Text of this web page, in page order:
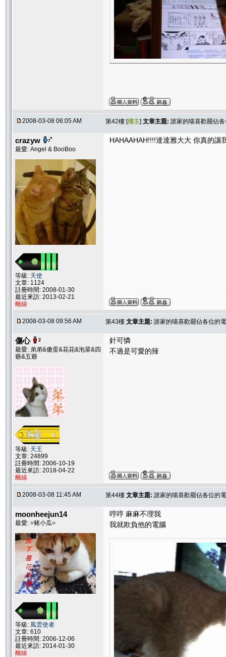
2008-03-08 06:05 AM 第42樓 [樓主] 文章主題: 誰家的喵喜歡罷佔
crazyw
最愛: Angel & BooBoo
等級: 天使
文章: 1124
註冊時間: 2008-01-30
最近來訪: 2013-02-21
離線
HAHAAHAH!!!!達達雅大大 你真的讓
2008-03-08 09:56 AM 第43樓 文章主題: 誰家的喵喜歡罷佔各位的
傷心
最愛: 弟弟&傻蛋&花花&泡菜&四
爺&五爺
等級: 天王
文章: 24899
註冊時間: 2006-10-19
最近來訪: 2018-04-22
離線
針可憐
不過是可愛的辣
2008-03-08 11:45 AM 第44樓 文章主題: 誰家的喵喜歡罷佔各位的
moonheejun14
最愛: =豬小瓜=
等級: 風雲使者
文章: 610
註冊時間: 2006-12-06
最近來訪: 2014-01-30
離線
哼哼 麻麻不理我
我就欺負他的電腦